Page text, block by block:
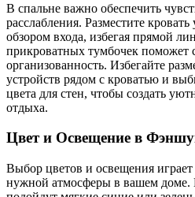
В спальне важно обеспечить
расслабления. Разместите
обзором входа, избегая прямой
прикроватных тумбочек поможет
организованность. Избегайте
устройств рядом с кроватью и
цвета для стен, чтобы создать
отдыха.
Цвет и Освещение в
Выбор цветов и освещения
нужной атмосферы в вашем доме.